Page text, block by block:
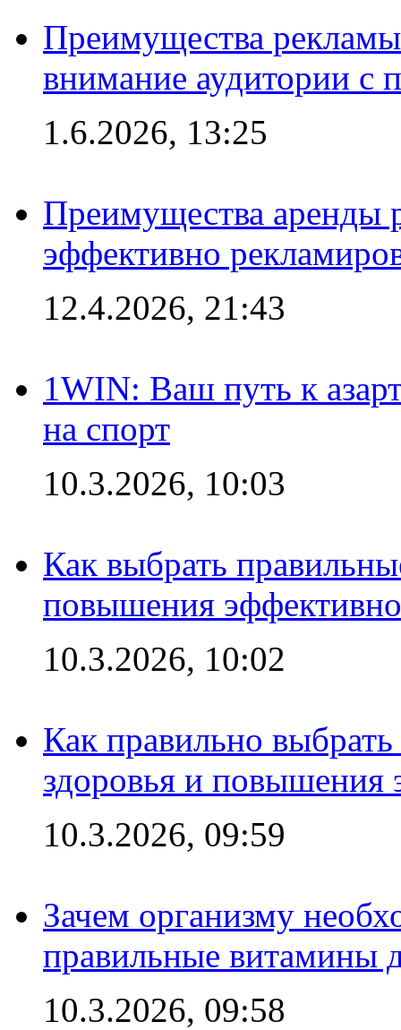
Преимущества
внимание аудитории
1.6.2026, 13:25
Преимущества аренды
эффективно
12.4.2026, 21:43
1WIN: Ваш путь к
на спорт
10.3.2026, 10:03
Как выбрать
повышения
10.3.2026, 10:02
Как правильно
здоровья и повышения
10.3.2026, 09:59
Зачем организму
правильные витамины
10.3.2026, 09:58